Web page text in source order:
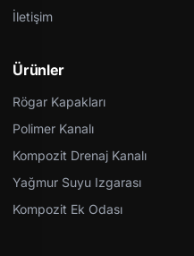
İletişim
Ürünler
Rögar Kapakları
Polimer Kanalı
Kompozit Drenaj Kanalı
Yağmur Suyu Izgarası
Kompozit Ek Odası